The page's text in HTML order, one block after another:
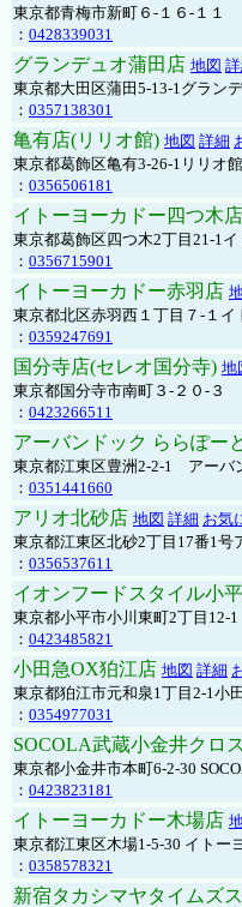
東京都青梅市新町６-１６-１１
： 0428339031
グランデュオ蒲田店 地図
東京都大田区蒲田5-13-1グラン
： 0357138301
亀有店(リリオ館) 地図 詳細
東京都葛飾区亀有3-26-1リリオ
： 0356506181
イトーヨーカドー四つ木店
東京都葛飾区四つ木2丁目21-1
： 0356715901
イトーヨーカドー赤羽店
東京都北区赤羽西１丁目７-１
： 0359247691
国分寺店(セレオ国分寺) 地
東京都国分寺市南町３-２０-３
： 0423266511
アーバンドック ららぽー
東京都江東区豊洲2-2-1 アー
： 0351441660
アリオ北砂店 地図 詳細 お気
東京都江東区北砂2丁目17番1号
： 0356537611
イオンフードスタイル小
東京都小平市小川東町2丁目
： 0423485821
小田急OX狛江店 地図 詳細
東京都狛江市元和泉1丁目2-1小
： 0354977031
SOCOLA武蔵小金井クロ
東京都小金井市本町6-2-30
： 0423823181
イトーヨーカドー木場店
東京都江東区木場1-5-30 イトー
： 0358578321
新宿タカシマヤタイムズ